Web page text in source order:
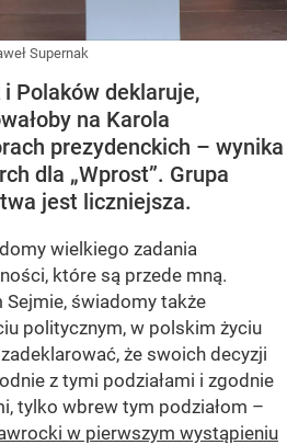
Supernak
Polaków deklaruje,
na Karola
prezydenckich – wynika
dla „Wprost”. Grupa
jest liczniejsza.
wielkiego zadania
które są przede mną.
świadomy także
politycznym, w polskim życiu
że swoich decyzji
z tymi podziałami i zgodnie
tylko wbrew tym podziałom –
w pierwszym wystąpieniu